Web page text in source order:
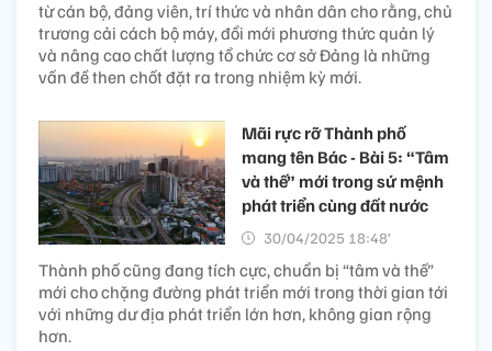
từ cán bộ, đảng viên, trí thức và nhân dân cho rằng, chủ
trương cải cách bộ máy, đổi mới phương thức quản lý
và nâng cao chất lượng tổ chức cơ sở Đảng là những
vấn đề then chốt đặt ra trong nhiệm kỳ mới.
Mãi rực rỡ Thành phố
mang tên Bác - Bài 5: “Tâm
và thế” mới trong sứ mệnh
phát triển cùng đất nước
30/04/2025 18:48’
Thành phố cũng đang tích cực, chuẩn bị “tâm và thế”
mới cho chặng đường phát triển mới trong thời gian tới
với những dư địa phát triển lớn hơn, không gian rộng
hơn.